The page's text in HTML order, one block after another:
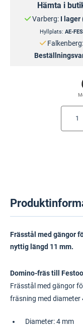
Hämta i
Varberg: I lager
Hyllplats: AE-FES
Falkenberg:
Frässtål med gängor
nyttig längd 11 mm.
Domino-fräs till
Frässtål med gängor
fräsning med diameter
Diameter: 4 mm